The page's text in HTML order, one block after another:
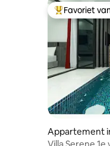
Topfavoriet
Favoriet
Appartement
s